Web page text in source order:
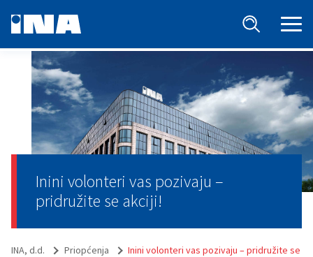
Inini volonteri vas pozivaju –
pridružite se akciji!
INA, d.d. Priopćenja
Inini volonteri vas pozivaju – pridružite se